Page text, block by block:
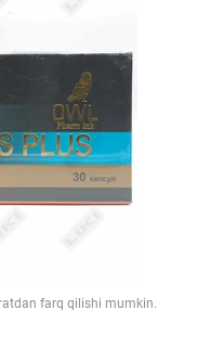
farq qilishi mumkin.